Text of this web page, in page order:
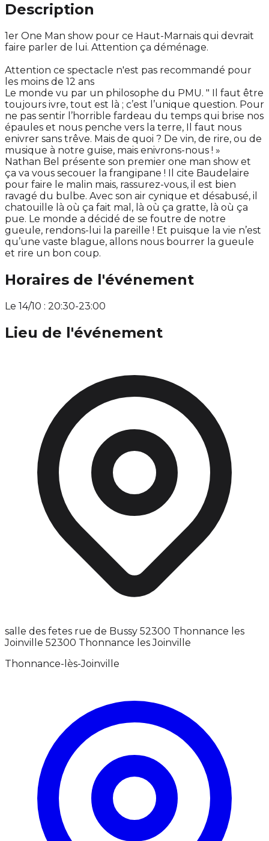
Description
1er One Man show pour ce Haut-Marnais qui devrait
faire parler de lui. Attention ça déménage.
Attention ce spectacle n'est pas recommandé pour
les moins de 12 ans
Le monde vu par un philosophe du PMU. " Il faut être
toujours ivre, tout est là ; c’est l’unique question. Pour
ne pas sentir l’horrible fardeau du temps qui brise nos
épaules et nous penche vers la terre, Il faut nous
enivrer sans trêve. Mais de quoi ? De vin, de rire, ou de
musique à notre guise, mais enivrons-nous ! »
Nathan Bel présente son premier one man show et
ça va vous secouer la frangipane ! Il cite Baudelaire
pour faire le malin mais, rassurez-vous, il est bien
ravagé du bulbe. Avec son air cynique et désabusé, il
chatouille là où ça fait mal, là où ça gratte, là où ça
pue. Le monde a décidé de se foutre de notre
gueule, rendons-lui la pareille ! Et puisque la vie n’est
qu’une vaste blague, allons nous bourrer la gueule
et rire un bon coup.
Horaires de l'événement
Le 14/10 : 20:30-23:00
Lieu de l'événement
salle des fetes rue de Bussy 52300 Thonnance les
Joinville 52300 Thonnance les Joinville
Thonnance-lès-Joinville